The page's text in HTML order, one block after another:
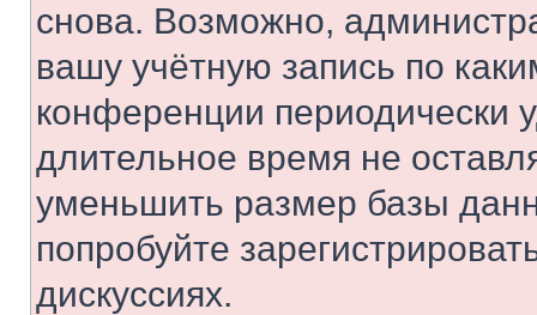
снова. Возможно,
вашу учётную запись по
конференции периодически
длительное время не
уменьшить размер базы
попробуйте
дискуссиях.